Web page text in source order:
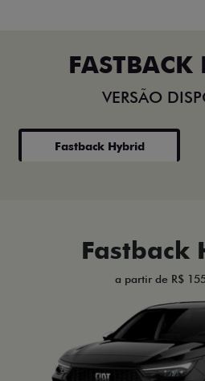
FASTBACK
VERSÃO
Fastback Hybrid
Fastback
a partir de R$